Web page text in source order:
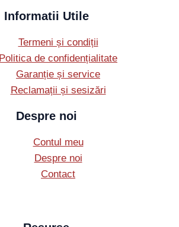
Informatii Utile
Termeni și condiții
Politica de confidențialitate
Garanție și service
Reclamații și sesizări
Despre noi
Contul meu
Despre noi
Contact